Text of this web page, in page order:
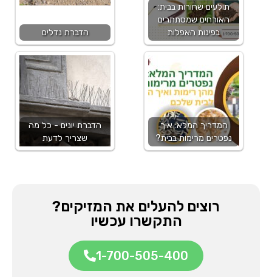
תולעים שחורות בבית:
האורחים שמסתתרים
בפינות האפלות
המדריך המלא: איך
נפטרים מרימות בבית?
הדברת נדלים
הדברת יונים - כל מה
שצריך לדעת
רוצים להעלים את המזיקים?
התקשרו עכשיו
1-700-505-400